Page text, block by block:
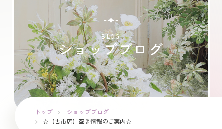
BLOG
ショップブログ
トップ
ショップブログ
☆【古市店】空き情報のご案内☆